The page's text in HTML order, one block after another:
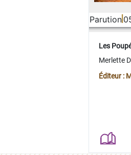
Parution
Les
Merlette
Éditeur :